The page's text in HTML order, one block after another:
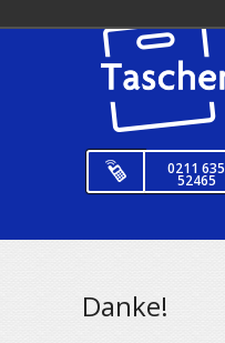
0211 635
52465
Danke!